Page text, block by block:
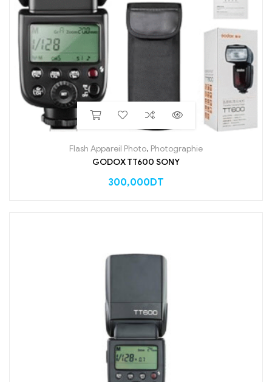
Flash Appareil Photo, Photographie
GODOX TT600 SONY
300,000DT